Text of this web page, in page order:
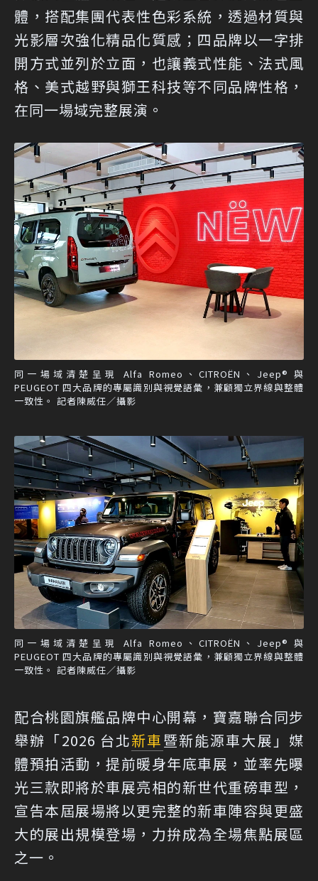
體，搭配集團代表性色彩系統，透過材質與
光影層次強化精品化質感；四品牌以一字排
開方式並列於立面，也讓義式性能、法式風
格、美式越野與獅王科技等不同品牌性格，
在同一場域完整展演。
同一場域清楚呈現 Alfa Romeo、CITROËN、Jeep® 與
PEUGEOT 四大品牌的專屬識別與視覺語彙，兼顧獨立界線與整體
一致性。 記者陳威任／攝影
同一場域清楚呈現 Alfa Romeo、CITROËN、Jeep® 與
PEUGEOT 四大品牌的專屬識別與視覺語彙，兼顧獨立界線與整體
一致性。 記者陳威任／攝影
配合桃園旗艦品牌中心開幕，寶嘉聯合同步
舉辦「2026 台北新車暨新能源車大展」媒
體預拍活動，提前暖身年底車展，並率先曝
光三款即將於車展亮相的新世代重磅車型，
宣告本屆展場將以更完整的新車陣容與更盛
大的展出規模登場，力拚成為全場焦點展區
之一。